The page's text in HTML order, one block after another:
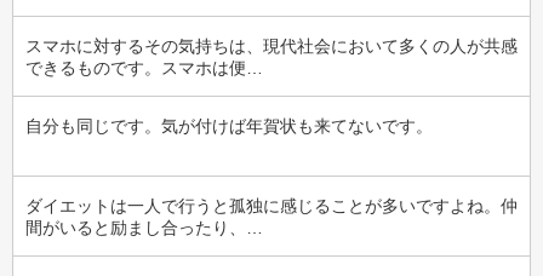
スマホに対するその気持ちは、現代社会において多くの人が共感
できるものです。スマホは便…
自分も同じです。気が付けば年賀状も来てないです。
ダイエットは一人で行うと孤独に感じることが多いですよね。仲
間がいると励まし合ったり、…